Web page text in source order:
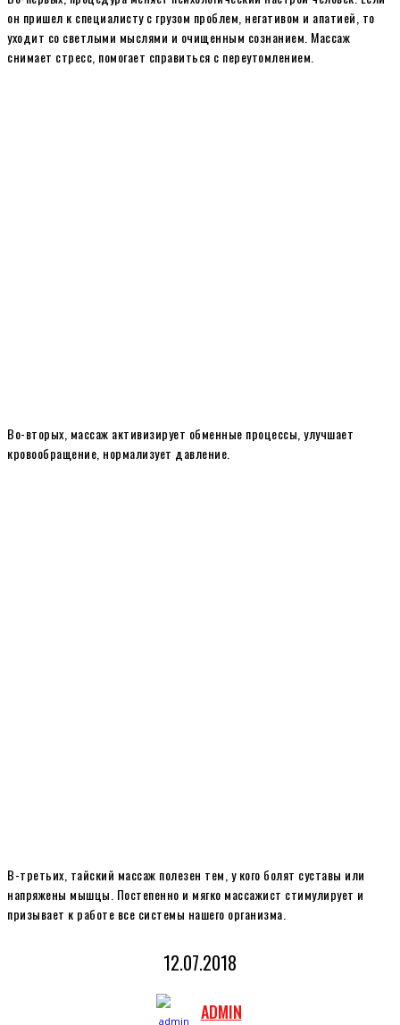
он пришел к специалисту с грузом проблем, негативом и апатией, то
уходит со светлыми мыслями и очищенным сознанием. Массаж
снимает стресс, помогает справиться с переутомлением.
Во-вторых, массаж активизирует обменные процессы, улучшает
кровообращение, нормализует давление.
В-третьих, тайский массаж полезен тем, у кого болят суставы или
напряжены мышцы. Постепенно и мягко массажист стимулирует и
призывает к работе все системы нашего организма.
12.07.2018
ADMIN